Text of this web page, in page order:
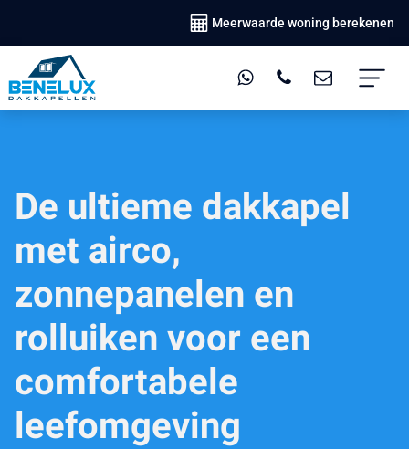
Meerwaarde woning berekenen
De ultieme dakkapel
met airco,
zonnepanelen en
rolluiken voor een
comfortabele
leefomgeving